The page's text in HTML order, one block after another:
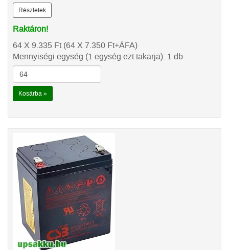
Részletek
Raktáron!
64 X 9.335 Ft(64 X 7.350 Ft+ÁFA)
Mennyiségi egység (1 egység ezt takarja): 1 db
Kosárba »